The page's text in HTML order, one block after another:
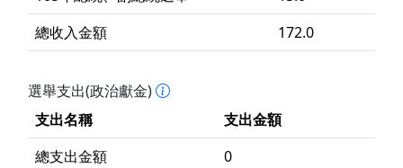
總收入金額
172.0
選舉支出(政治獻金)
支出名稱
支出金額
總支出金額
0